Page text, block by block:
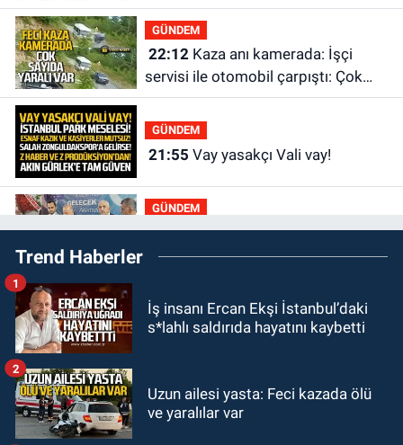
bulundu
GÜNDEM
22:12Kaza anı kamerada: İşçi
servisi ile otomobil çarpıştı: Çok
sayıda yaralı var
GÜNDEM
21:55 Vay yasakçı Vali vay!
GÜNDEM
20:30MHP’de sandıklar açıldı yeni
başkan belli oldu
20:11
19:58Yangın korkuttu: 3 katlı evin
Trend Haberler
İş insanı Ercan Ekşi İstanbul’daki
s*lahlı saldırıda hayatını kaybetti
1
Uzun ailesi yasta: Feci kazada ölü
ve yaralılar var
2